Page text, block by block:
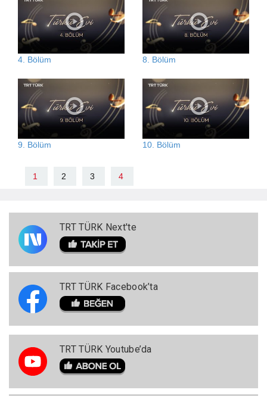
4. Bölüm 8. Bölüm
9. Bölüm 10. Bölüm
1 2 3 4
TRT TÜRK Next'te
TRT TÜRK Facebook’ta
TRT TÜRK Youtube’da